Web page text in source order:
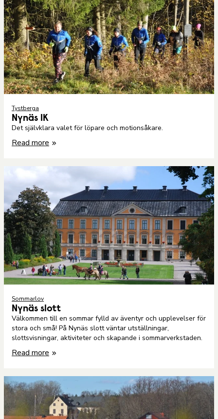
Tystberga
Nynäs IK
Det självklara valet för löpare och motionsåkare.
Read more
Sommarlov
Nynäs slott
Välkommen till en sommar fylld av äventyr och upplevelser för
stora och små! På Nynäs slott väntar utställningar,
slottsvisningar, aktiviteter och skapande i sommarverkstaden.
Read more